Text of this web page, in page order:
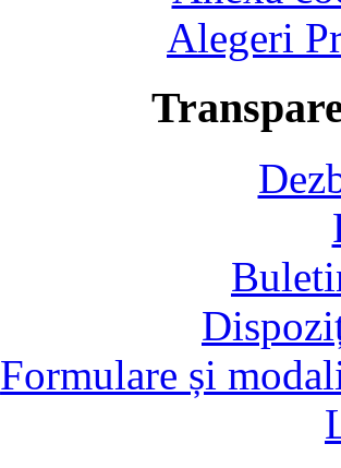
Alegeri
Formulare și